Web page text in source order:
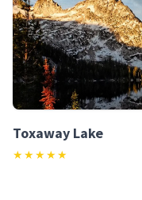
Toxaway Lake
★★★★★